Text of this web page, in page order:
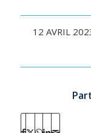
12 AVRIL
/